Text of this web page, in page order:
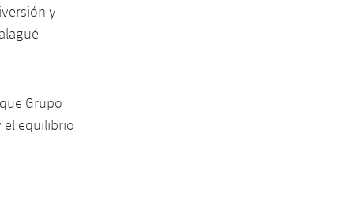
y
Grupo
el equilibrio